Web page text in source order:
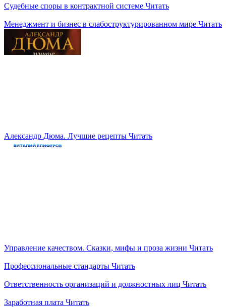
Судебные споры в контрактной системе Читать
Менеджмент и бизнес в слабоструктурированном мире Читать
Александр Дюма. Лучшие рецепты Читать
Управление качеством. Сказки, мифы и проза жизни Читать
Профессиональные стандарты Читать
Ответственность организаций и должностных лиц Читать
Заработная плата Читать